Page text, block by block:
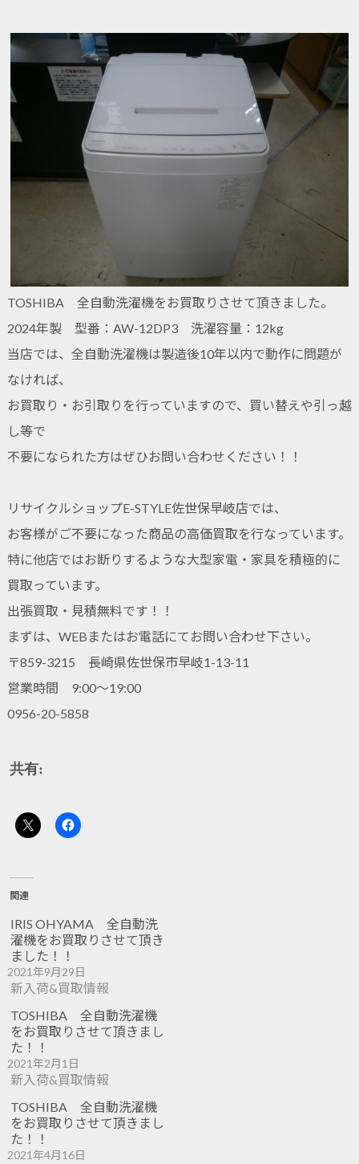
TOSHIBA 全自動洗濯機をお買取りさせて頂きました。
2024年製 型番：AW-12DP3 洗濯容量：12kg
当店では、全自動洗濯機は製造後10年以内で動作に問題が
なければ、
お買取り・お引取りを行っていますので、買い替えや引っ越
し等で
不要になられた方はぜひお問い合わせください！！
リサイクルショップE-STYLE佐世保早岐店では、
お客様がご不要になった商品の高価買取を行なっています。
特に他店ではお断りするような大型家電・家具を積極的に
買取っています。
出張買取・見積無料です！！
まずは、WEBまたはお電話にてお問い合わせ下さい。
〒859-3215 長崎県佐世保市早岐1-13-11
営業時間 9:00～19:00
0956-20-5858
共有:
関連
IRIS OHYAMA 全自動洗
濯機をお買取りさせて頂き
ました！！
2021年9月29日
新入荷&買取情報
TOSHIBA 全自動洗濯機
をお買取りさせて頂きまし
た！！
2021年2月1日
新入荷&買取情報
TOSHIBA 全自動洗濯機
をお買取りさせて頂きまし
た！！
2021年4月16日